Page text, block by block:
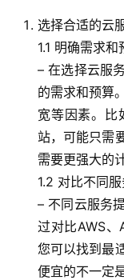
选择合适的云
1.1 明确需求和
– 在选择云服
的需求和预算
宽等因素。比
站，可能只需
需要更强大的
1.2 对比不同
– 不同云服务
过对比AWS
您可以找到最
便宜的不一定